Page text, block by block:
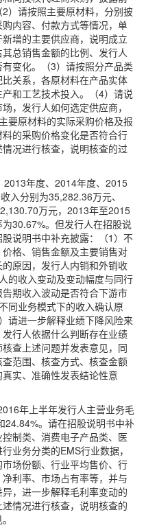
）请按照主要原材料，分别披
内容、付款方式等情况，单
增的主要供应商，说明成立
总销售金额的比例、发行人
变化。（3）请按照分产品类
关系，各原材料在产品实体
和工艺技术投入。（4）请说
，发行人如何选定供应商，
要原材料的实际采购价格及报
的采购价格变化是否符合行
况进行核查，说明核查的过
年度、2014年度、2015
入分别为35,282.36万元、
万元，2013年至2015
30.67%。但发行人在招股说
说明书中补充披露：（1）不
格、销售金额及主要销售对
原因，发行人内销和外销收
的收入变动及变动幅度与同行
期收入波动是否符合下游市
同业务模式下的收入确认原
请进一步解释业绩下降风险来
行人依据什么判断存在业绩
查上述问题并发表意见，同
范围、核查方式、核查金额
实、准确性发表结论性意
年上半年发行人主营业务毛
。请在招股说明书中补
制类、消费电子产品类、医
业务分类的EMS行业数据，
场份额、行业平均售价、行
利率、市场占有率等，并与
，进一步解释毛利率变动的
情况进行核查，说明核查的